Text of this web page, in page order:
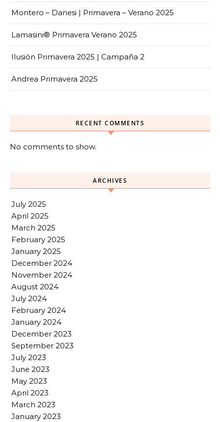
Montero – Danesi | Primavera – Verano 2025
Lamasini® Primavera Verano 2025
Ilusión Primavera 2025 | Campaña 2
Andrea Primavera 2025
RECENT COMMENTS
No comments to show.
ARCHIVES
July 2025
April 2025
March 2025
February 2025
January 2025
December 2024
November 2024
August 2024
July 2024
February 2024
January 2024
December 2023
September 2023
July 2023
June 2023
May 2023
April 2023
March 2023
January 2023